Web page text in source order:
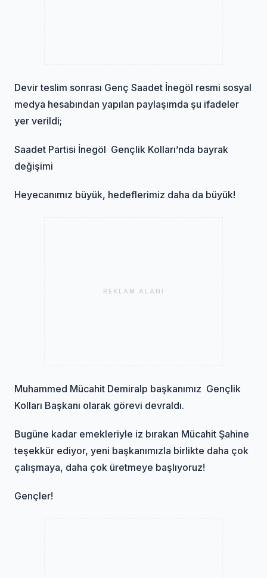
Devir teslim sonrası Genç Saadet İnegöl resmi sosyal
medya hesabından yapılan paylaşımda şu ifadeler
yer verildi;
Saadet Partisi İnegöl Gençlik Kolları’nda bayrak
değişimi
Heyecanımız büyük, hedeflerimiz daha da büyük!
REKLAM ALANI
Muhammed Mücahit Demiralp başkanımız Gençlik
Kolları Başkanı olarak görevi devraldı.
Bugüne kadar emekleriyle iz bırakan Mücahit Şahine
teşekkür ediyor, yeni başkanımızla birlikte daha çok
çalışmaya, daha çok üretmeye başlıyoruz!
Gençler!